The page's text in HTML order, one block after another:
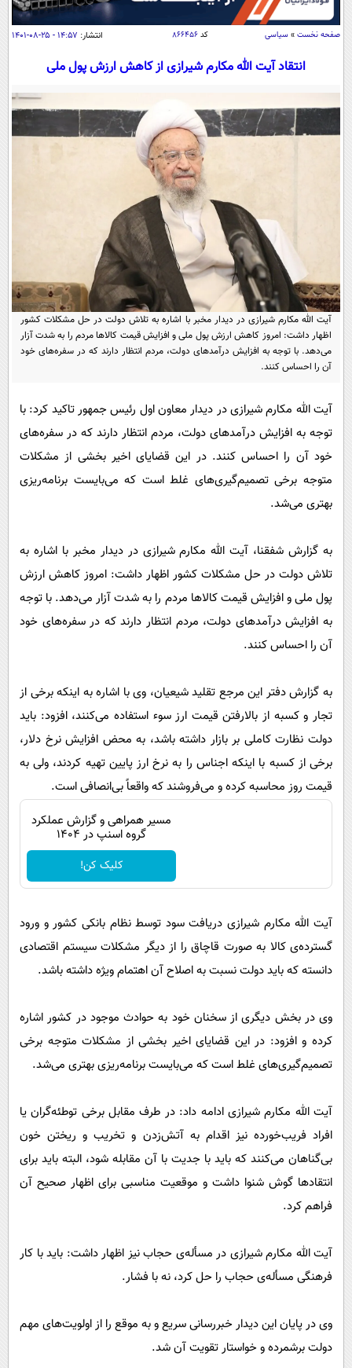
سیاسی
اقتصاد
اقتصادی
جامعه
سلامت
یک برش دانایی
محیط زیست
سفر و تفریح
بین الملل
سیاست خارجی
فرهنگ و هنر
علم و دانش
فناوری و It
علمی
اخبار کریپتو
قرآن
گوناگون
سرگرمی
باشگاه مغز
مجله تصویری سلاح
فیلم
اقتصاد
ورزش
سیاست
سرگرمی
گوناگون
محیط زیست
حیات وحش
عصر ایران 2
خواندنی ها و دیدنی ها
داستان کوتاه
پیامک
آشپزی
آموزش زبان
صفحه نخست » سیاسی کد۸۶۶۴۵۶ انتشار: ۱۴:۵۷ - ۲۵-۰۸-۱۴۰۱
انتقاد آیت الله مکارم شیرازی از کاهش ارزش پول ملی
آیت الله مکارم شیرازی در دیدار مخبر با اشاره به تلاش دولت در حل مشکلات کشور
اظهار داشت: امروز کاهش ارزش پول ملی و افزایش قیمت کالا‌ها مردم را به شدت آزار
می‌دهد. با توجه به افزایش درآمد‌های دولت، مردم انتظار دارند که در سفره‌های خود
آن را احساس کنند.
آیت الله مکارم شیرازی در دیدار معاون اول رئیس جمهور تاکید کرد: با
توجه به افزایش درآمد‌های دولت، مردم انتظار دارند که در سفره‌های
خود آن را احساس کنند. در این قضایای اخیر بخشی از مشکلات
متوجه برخی تصمیم‌گیری‌های غلط است که می‌بایست برنامه‌ریزی
بهتری می‌شد.
به گزارش شفقنا، آیت الله مکارم شیرازی در دیدار مخبر با اشاره به
تلاش دولت در حل مشکلات کشور اظهار داشت: امروز کاهش ارزش
پول ملی و افزایش قیمت کالا‌ها مردم را به شدت آزار می‌دهد. با توجه
به افزایش درآمد‌های دولت، مردم انتظار دارند که در سفره‌های خود
آن را احساس کنند.
به گزارش دفتر این مرجع تقلید شیعیان، وی با اشاره به اینکه برخی از
تجار و کسبه از بالارفتن قیمت ارز سوء استفاده می‌کنند، افزود: باید
دولت نظارت کاملی بر بازار داشته باشد، به محض افزایش نرخ دلار،
برخی از کسبه با اینکه اجناس را به نرخ ارز پایین تهیه کردند، ولی به
قیمت روز محاسبه کرده و می‌فروشند که واقعاً بی‌انصافی است.
مسیر همراهی و گزارش عملکرد
گروه اسنپ در ۱۴۰۴
کلیک کن!
آیت الله مکارم شیرازی دریافت سود توسط نظام بانکی کشور و ورود
گسترده‌ی کالا به صورت قاچاق را از دیگر مشکلات سیستم اقتصادی
دانسته که باید دولت نسبت به اصلاح آن اهتمام ویژه داشته باشد.
وی در بخش دیگری از سخنان خود به حوادث موجود در کشور اشاره
کرده و افزود: در این قضایای اخیر بخشی از مشکلات متوجه برخی
تصمیم‌گیری‌های غلط است که می‌بایست برنامه‌ریزی بهتری می‌شد.
آیت الله مکارم شیرازی ادامه داد: در طرف مقابل برخی توطئه‌گران یا
افراد فریب‌خورده نیز اقدام به آتش‌زدن و تخریب و ریختن خون
بی‌گناهان می‌کنند که باید با جدیت با آن مقابله شود، البته باید برای
انتقاد‌ها گوش شنوا داشت و موقعیت مناسبی برای اظهار صحیح آن
فراهم کرد.
آیت الله مکارم شیرازی در مسأله‌ی حجاب نیز اظهار داشت: باید با کار
فرهنگی مسأله‌ی حجاب را حل کرد، نه با فشار.
وی در پایان این دیدار خبررسانی سریع و به موقع را از اولویت‌های مهم
دولت برشمرده و خواستار تقویت آن شد.